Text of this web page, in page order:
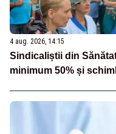
4 aug. 2026, 14:15
Sindicaliștii din
minimum 50% și